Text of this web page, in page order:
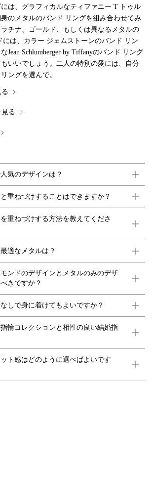
は、グラフィカルなティファニー T トゥル
のメタルのバンド リングを組み合わせてみ
チナ、ゴールド、もしくは異なるメタルの
には、カラー ジェムストーンのバンド リン
Jean Schlumberger by Tiffanyのバンド リング
いいでしょう。二人の特別の愛には、自分
ングを選んで。
る
気のデザインは？
重ねづけすることはできますか？
重ねづけする方法を教えてくださ
適なメタルは？
ンドのデザインとメタルのみのデザ
きですか？
しで身に着けてもよいですか？
輪コレクションと相性の良い結婚指
ト感はどのように選べばよいです